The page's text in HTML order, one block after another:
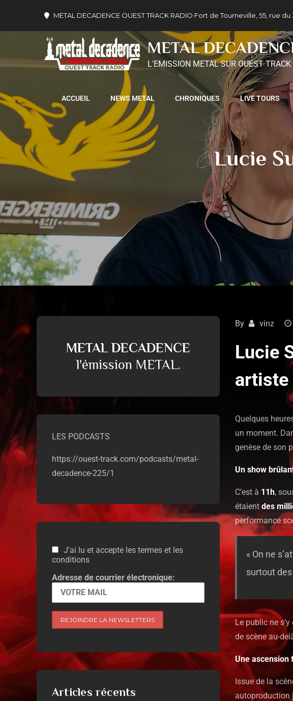
METAL DECADENCE OUEST TRACK RADIO Fort de Tourneville, 55, rue
METAL
L'EMISSION METAL SUR OUEST TRACK
ACCUEIL NEWS METAL CHRONIQUES LIVE TOURS
Lucie
By vinz
Lucie
artiste
Quelques
un moment.
genèse de son
Un show
C’est à 11h,
étaient des
performance
« On ne
surtout
Le public ne
de scène au-
Une
Issue de la
autoproduction
METAL DECADENCE
l'émission METAL.
LES PODCASTS
https://ouest-track.com/podcasts/metal-
decadence-225/1
J'ai lu et accepte les termes et les
conditions
Adresse de courrier électronique:
Articles récents